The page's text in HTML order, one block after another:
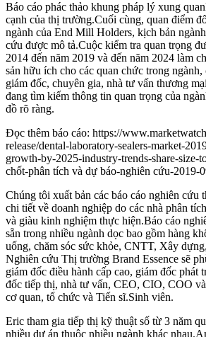
Báo cáo phác thảo khung pháp lý xung
cạnh của thị trường.Cuối cùng, quan điểm
ngành của End Mill Holders, kịch bản
cứu được mô tả.Cuộc kiểm tra quan trọng
2014 đến năm 2019 và đến năm 2024 làm
sản hữu ích cho các quan chức trong ngành,
giám đốc, chuyên gia, nhà tư vấn thương
đang tìm kiếm thông tin quan trọng của
đồ rõ ràng.
Đọc thêm báo cáo: https://
release/dental-laboratory-sealers-market-
growth-by-2025-industry-trends-share-size-
chốt-phân tích và dự báo-nghiên cứu-2019-
Chúng tôi xuất bản các báo cáo nghiên cứu
chi tiết về doanh nghiệp do các nhà phân
và giàu kinh nghiệm thực hiện.Báo cáo
sẵn trong nhiều ngành dọc bao gồm hàng
uống, chăm sóc sức khỏe, CNTT, Xây
Nghiên cứu Thị trường Brand Essence sẽ
giám đốc điều hành cấp cao, giám đốc phát
đốc tiếp thị, nhà tư vấn, CEO, CIO, COO
cơ quan, tổ chức và Tiến sĩ.Sinh viên.
Eric tham gia tiếp thị kỹ thuật số từ 3 năm
nhiều dự án thuộc nhiều ngành khác